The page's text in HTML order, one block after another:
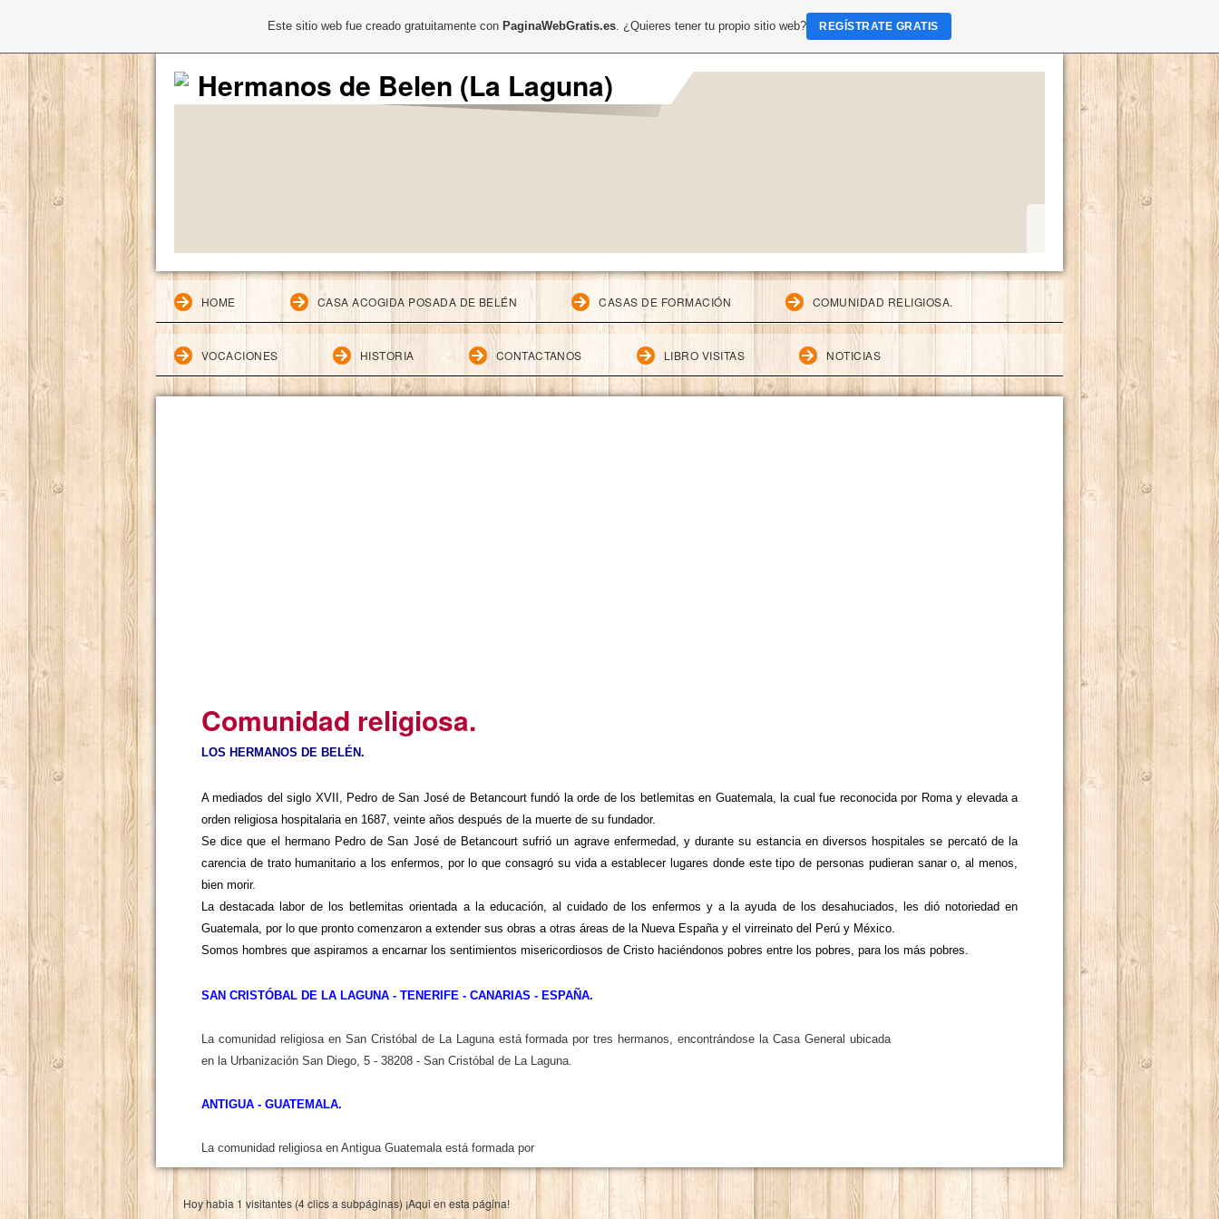
Hermanos de Belen (La Laguna)
HOME CASA ACOGIDA POSADA DE BELÉN CASAS DE FORMACIÓN COMUNIDAD RELIGIOSA.
VOCACIONES HISTORIA CONTACTANOS LIBRO VISITAS NOTICIAS
Comunidad religiosa.
LOS HERMANOS DE BELÉN.
Amediados del siglo XVII, Pedro de San José de Betancourt fundó la orde de los betlemitas en Guatemala, la cual fue reconocida por Roma y elevada a
orden religiosa hospitalaria en 1687, veinte años después de la muerte de su fundador.
Se dice que el hermano Pedro de San José de Betancourt sufrió un agrave enfermedad, y durante su estancia en diversos hospitales se percató de la
carencia de trato humanitario a los enfermos, por lo que consagró su vida a establecer lugares donde este tipo de personas pudieran sanar o, al menos,
bien morir.
La destacada labor de los betlemitas orientada a la educación, al cuidado de los enfermos y a la ayuda de los desahuciados, les dió notoriedad en
Guatemala, por lo que pronto comenzaron a extender sus obras a otras áreas de la Nueva España y el virreinato del Perú y México.
Somos hombres que aspiramos a encarnar los sentimientos misericordiosos de Cristo haciéndonos pobres entre los pobres, para los más pobres.
SAN CRISTÓBAL DE LA LAGUNA - TENERIFE - CANARIAS - ESPAÑA.
La comunidad religiosa en San Cristóbal de La Laguna está formada por tres hermanos, encontrándose la Casa General ubicada
en la Urbanización San Diego, 5 - 38208 - San Cristóbal de La Laguna.
ANTIGUA - GUATEMALA.
La comunidad religiosa en Antigua Guatemala está formada por
Hoy habia 1 visitantes (4 clics a subpáginas) ¡Aqui en esta página!
Este sitio web fue creado gratuitamente con PaginaWebGratis.es. ¿Quieres tener tu propio sitio web? REGÍSTRATE GRATIS